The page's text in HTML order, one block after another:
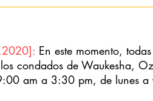
En este momento,
condados de Waukesha,
am a 3:30 pm, de lunes a